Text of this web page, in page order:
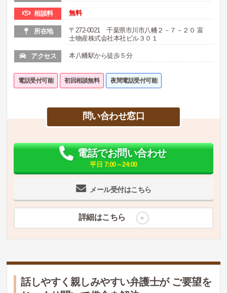
相談料 無料
所在地
〒272-0021 千葉県市川市八幡２－７－２０ 富
士物産株式会社本社ビル３０１
アクセス 本八幡駅から徒歩５分
電話受付可能 初回相談無料 夜間電話受付可能
問い合わせ窓口
メール受付はこちら
電話でお問い合わせ
平日 7:00～24:00
詳細はこちら
話しやすく親しみやすい弁護士が ご要望を